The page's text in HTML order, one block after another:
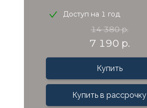
Доступ на 1 год
14 380 р.
7 190 р.
Купить
Купить в рассрочку